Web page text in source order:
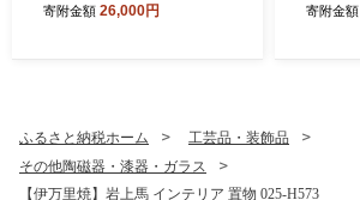
寄附金額 26,000円
97
寄附金額
ふるさと納税ホーム
工芸品・装飾品
その他陶磁器・漆器・ガラス
【伊万里焼】岩上馬 インテリア 置物 025-H573